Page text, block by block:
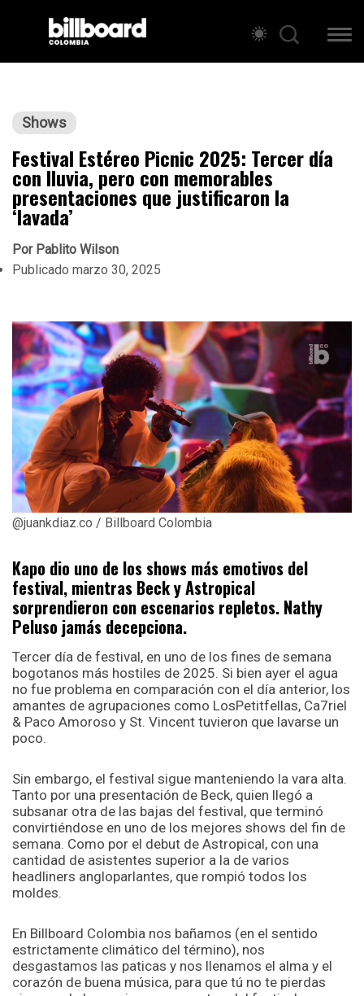
Shows
Festival Estéreo Picnic 2025: Tercer día
con lluvia, pero con memorables
presentaciones que justificaron la
‘lavada’
PorPablito Wilson
Publicado marzo 30, 2025
@juankdiaz.co / Billboard Colombia
Kapo dio uno de los shows más emotivos del
festival, mientras Beck y Astropical
sorprendieron con escenarios repletos. Nathy
Peluso jamás decepciona.
Tercer día de festival, en uno de los fines de semana
bogotanos más hostiles de 2025. Si bien ayer el agua
no fue problema en comparación con el día anterior, los
amantes de agrupaciones como LosPetitfellas, Ca7riel
& Paco Amoroso y St. Vincent tuvieron que lavarse un
poco.
Sin embargo, el festival sigue manteniendo la vara alta.
Tanto por una presentación de Beck, quien llegó a
subsanar otra de las bajas del festival, que terminó
convirtiéndose en uno de los mejores shows del fin de
semana. Como por el debut de Astropical, con una
cantidad de asistentes superior a la de varios
headliners angloparlantes, que rompió todos los
moldes.
En Billboard Colombia nos bañamos (en el sentido
estrictamente climático del término), nos
desgastamos las paticas y nos llenamos el alma y el
corazón de buena música, para que tú no te pierdas